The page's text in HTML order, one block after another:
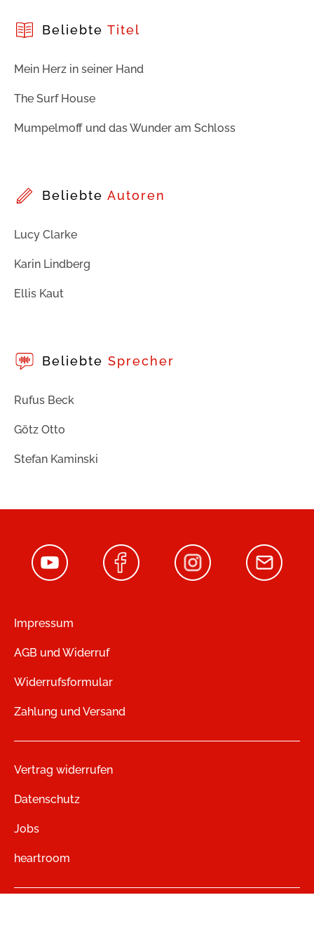
Beliebte Titel
Mein Herz in seiner Hand
The Surf House
Mumpelmoff und das Wunder am Schloss
Beliebte Autoren
Lucy Clarke
Karin Lindberg
Ellis Kaut
Beliebte Sprecher
Rufus Beck
Götz Otto
Stefan Kaminski
Impressum
AGB und Widerruf
Widerrufsformular
Zahlung und Versand
Vertrag widerrufen
Datenschutz
Jobs
heartroom